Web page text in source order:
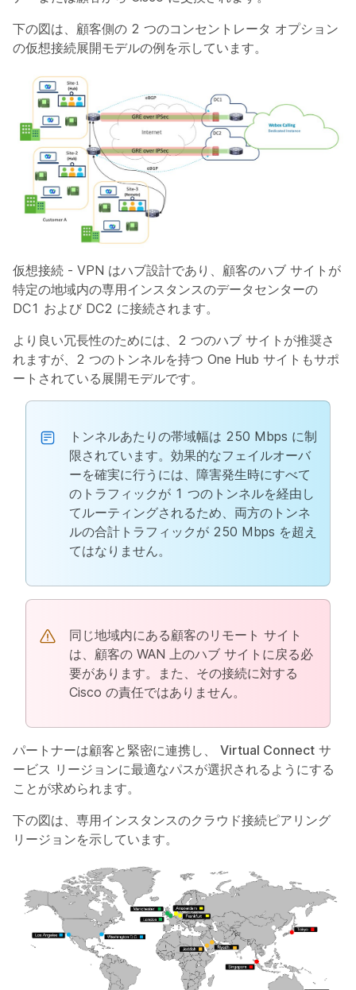
下の図は、顧客側の 2 つのコンセントレータ オプション
の仮想接続展開モデルの例を示しています。
仮想接続 - VPN はハブ設計であり、顧客のハブ サイトが
特定の地域内の専用インスタンスのデータセンターの
DC1 および DC2 に接続されます。
より良い冗長性のためには、2 つのハブ サイトが推奨さ
れますが、2 つのトンネルを持つ One Hub サイトもサポ
ートされている展開モデルです。
トンネルあたりの帯域幅は 250 Mbps に制
限されています。効果的なフェイルオーバ
ーを確実に行うには、障害発生時にすべて
のトラフィックが 1 つのトンネルを経由し
てルーティングされるため、両方のトンネ
ルの合計トラフィックが 250 Mbps を超え
てはなりません。
同じ地域内にある顧客のリモート サイト
は、顧客の WAN 上のハブ サイトに戻る必
要があります。また、その接続に対する
Cisco の責任ではありません。
パートナーは顧客と緊密に連携し、 Virtual Connect サ
ービス リージョンに最適なパスが選択されるようにする
ことが求められます。
下の図は、専用インスタンスのクラウド接続ピアリング
リージョンを示しています。